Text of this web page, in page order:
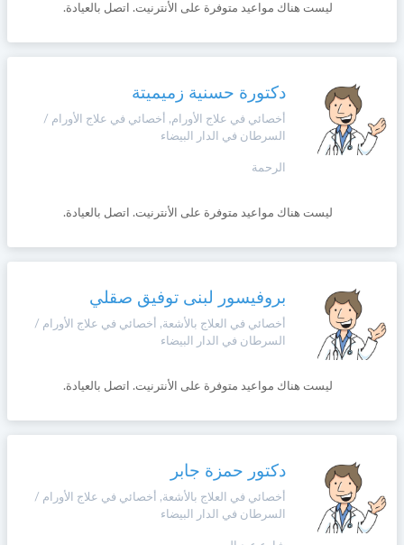
ليست هناك مواعيد متوفرة على الأنترنيت. اتصل بالعيادة.
دكتورة حسنية زميميتة
أخصائي في علاج الأورام, أخصائي في علاج الأورام /
السرطان في الدار البيضاء
الرحمة
ليست هناك مواعيد متوفرة على الأنترنيت. اتصل بالعيادة.
بروفيسور لبنى توفيق صقلي
أخصائي في العلاج بالأشعة, أخصائي في علاج الأورام /
السرطان في الدار البيضاء
ليست هناك مواعيد متوفرة على الأنترنيت. اتصل بالعيادة.
دكتور حمزة جابر
أخصائي في العلاج بالأشعة, أخصائي في علاج الأورام /
السرطان في الدار البيضاء